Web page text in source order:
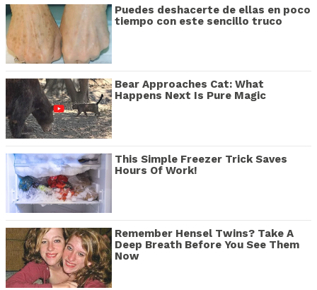
Puedes deshacerte de ellas en poco
tiempo con este sencillo truco
Bear Approaches Cat: What
Happens Next Is Pure Magic
This Simple Freezer Trick Saves
Hours Of Work!
Remember Hensel Twins? Take A
Deep Breath Before You See Them
Now